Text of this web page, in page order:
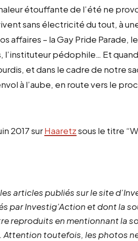
étouffante de l’été ne
sans électricité du tout, à
affaires – la Gay Pride Parade,
l’instituteur pédophile… Et
et dans le cadre de notre
à l’aube, en route vers le
2017 surHaaretzsous le titre
articles publiés sur le site
par Investig’Action et dont la
reproduits en mentionnant la
Attention toutefois, les photos